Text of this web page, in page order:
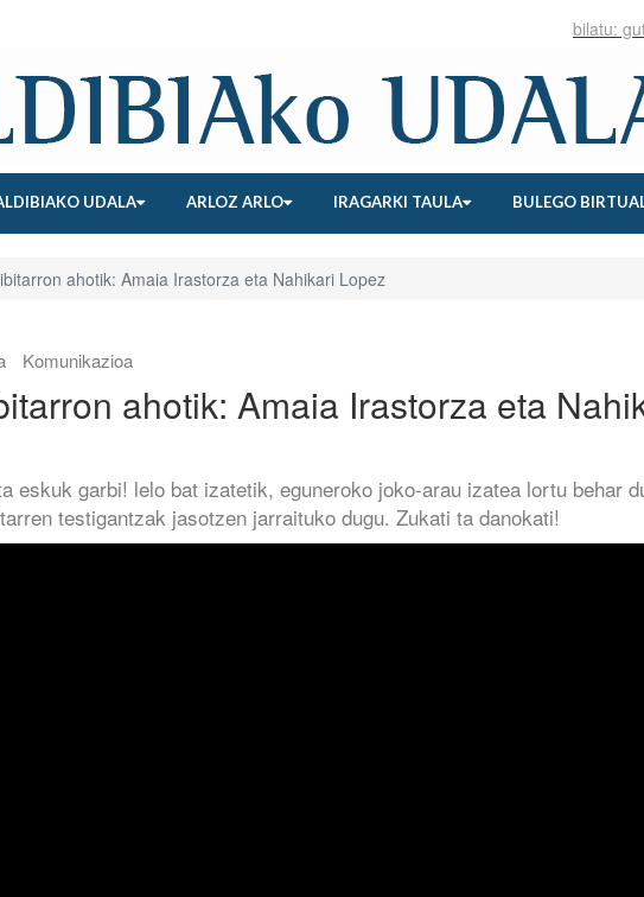
UDALA ARLOZ ARLO IRAGARKI TAULA BULEGO
ahotik: Amaia Irastorza eta Nahikari Lopez
Komunikazioa
ahotik: Amaia Irastorza eta
eskuk garbi! lelo bat izatetik, eguneroko joko-arau izatea lortu behar
testigantzak jasotzen jarraituko dugu. Zukati ta danokati!